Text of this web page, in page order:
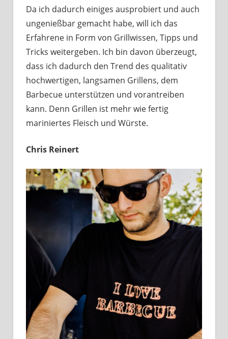
Da ich dadurch einiges ausprobiert und auch
ungenießbar gemacht habe, will ich das
Erfahrene in Form von Grillwissen, Tipps und
Tricks weitergeben. Ich bin davon überzeugt,
dass ich dadurch den Trend des qualitativ
hochwertigen, langsamen Grillens, dem
Barbecue unterstützen und vorantreiben
kann. Denn Grillen ist mehr wie fertig
mariniertes Fleisch und Würste.
Chris Reinert